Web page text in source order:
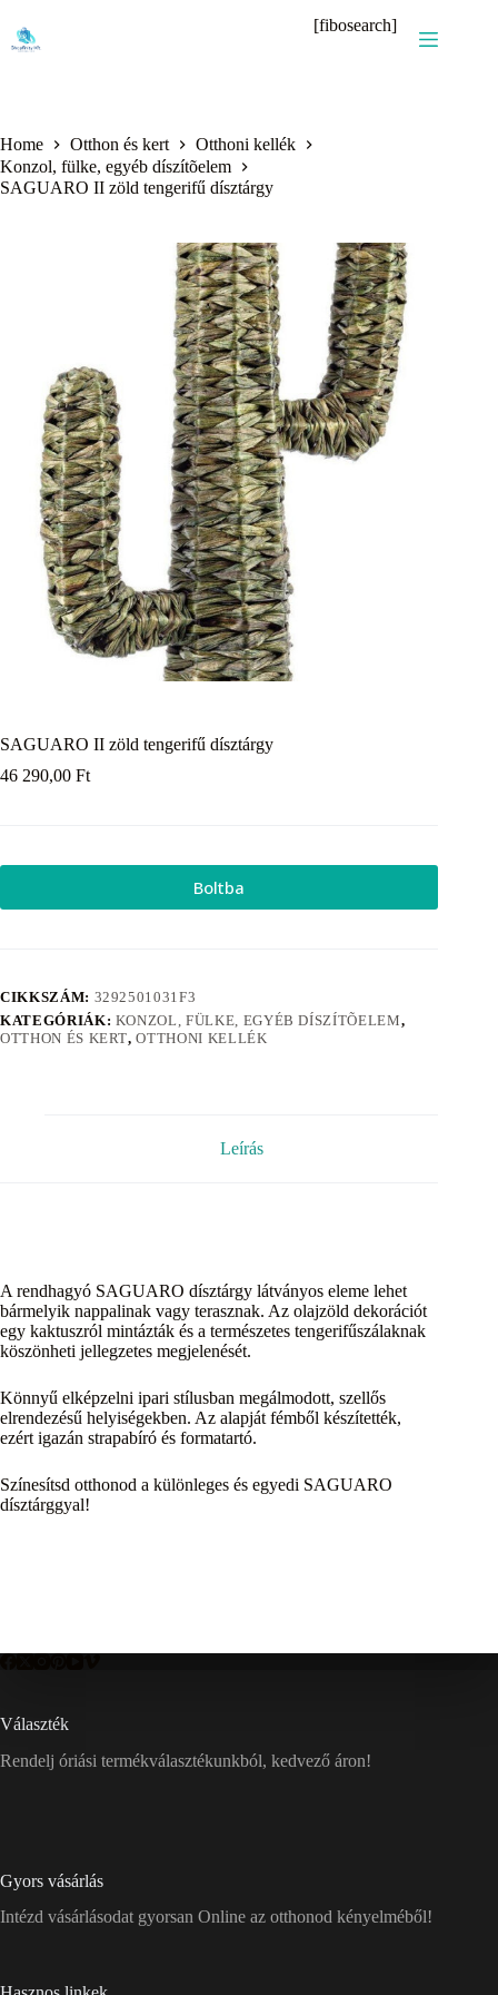
content
[fibosearch]
Home Otthon és kert
Otthoni kellék
Konzol, fülke, egyéb díszítõelem
SAGUARO II zöld tengerifű dísztárgy
SAGUARO II zöld tengerifű dísztárgy
46 290,00 Ft
Boltba
CIKKSZÁM: 3292501031F3
KATEGÓRIÁK: KONZOL, FÜLKE, EGYÉB DÍSZÍTÕELEM,
OTTHON ÉS KERT,OTTHONI KELLÉK
Leírás
A rendhagyó SAGUARO dísztárgy látványos eleme lehet
bármelyik nappalinak vagy terasznak. Az olajzöld dekorációt
egy kaktuszról mintázták és a természetes tengerifűszálaknak
köszönheti jellegzetes megjelenését.
Könnyű elképzelni ipari stílusban megálmodott, szellős
elrendezésű helyiségekben. Az alapját fémből készítették,
ezért igazán strapabíró és formatartó.
Színesítsd otthonod a különleges és egyedi SAGUARO
dísztárggyal!
Választék
Rendelj óriási termékválasztékunkból, kedvező áron!
Gyors vásárlás
Intézd vásárlásodat gyorsan Online az otthonod kényelméből!